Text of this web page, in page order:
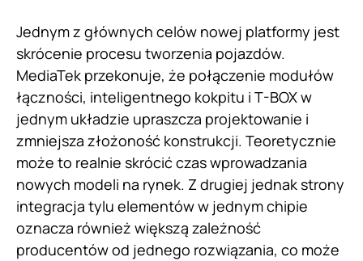
Jednym z głównych celów nowej platformy jest
skrócenie procesu tworzenia pojazdów.
MediaTek przekonuje, że połączenie modułów
łączności, inteligentnego kokpitu i T-BOX w
jednym układzie upraszcza projektowanie i
zmniejsza złożoność konstrukcji. Teoretycznie
może to realnie skrócić czas wprowadzania
nowych modeli na rynek. Z drugiej jednak strony
integracja tylu elementów w jednym chipie
oznacza również większą zależność
producentów od jednego rozwiązania, co może